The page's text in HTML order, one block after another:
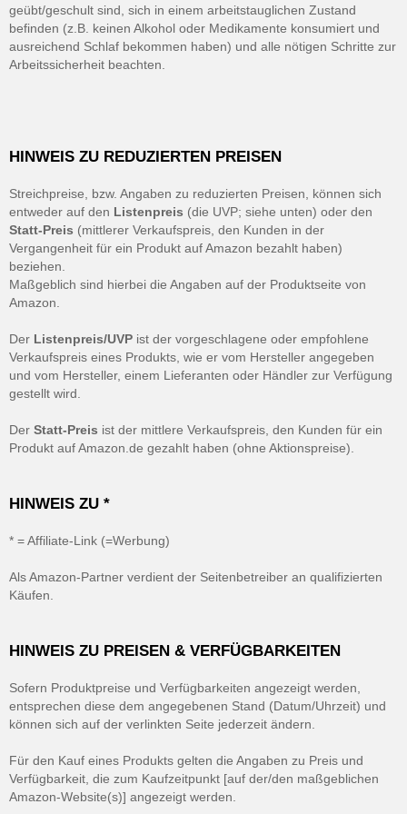
geübt/geschult sind, sich in einem arbeitstauglichen Zustand
befinden (z.B. keinen Alkohol oder Medikamente konsumiert und
ausreichend Schlaf bekommen haben) und alle nötigen Schritte zur
Arbeitssicherheit beachten.
HINWEIS ZU REDUZIERTEN PREISEN
Streichpreise, bzw. Angaben zu reduzierten Preisen, können sich
entweder auf den Listenpreis (die UVP; siehe unten) oder den
Statt-Preis (mittlerer Verkaufspreis, den Kunden in der
Vergangenheit für ein Produkt auf Amazon bezahlt haben)
beziehen.
Maßgeblich sind hierbei die Angaben auf der Produktseite von
Amazon.
Der Listenpreis/UVP ist der vorgeschlagene oder empfohlene
Verkaufspreis eines Produkts, wie er vom Hersteller angegeben
und vom Hersteller, einem Lieferanten oder Händler zur Verfügung
gestellt wird.
Der Statt-Preis ist der mittlere Verkaufspreis, den Kunden für ein
Produkt auf Amazon.de gezahlt haben (ohne Aktionspreise).
HINWEIS ZU *
* = Affiliate-Link (=Werbung)
Als Amazon-Partner verdient der Seitenbetreiber an qualifizierten
Käufen.
HINWEIS ZU PREISEN & VERFÜGBARKEITEN
Sofern Produktpreise und Verfügbarkeiten angezeigt werden,
entsprechen diese dem angegebenen Stand (Datum/Uhrzeit) und
können sich auf der verlinkten Seite jederzeit ändern.
Für den Kauf eines Produkts gelten die Angaben zu Preis und
Verfügbarkeit, die zum Kaufzeitpunkt [auf der/den maßgeblichen
Amazon-Website(s)] angezeigt werden.